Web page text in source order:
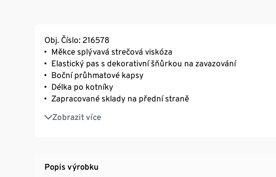
Obj. Číslo: 216578
Měkce splývavá strečová viskóza
Elastický pas s dekorativní šňůrkou na zavazování
Boční průhmatové kapsy
Délka po kotníky
Zapracované sklady na přední straně
Zobrazit více
S elastanem: dobře drží tvar, perfektně sedí a výborně se nosí
Popis výrobku